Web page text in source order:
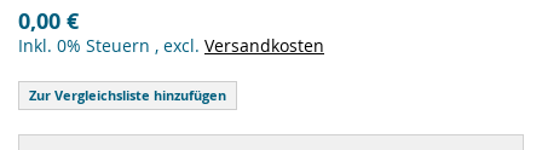
0,00 €
Inkl. 0% Steuern , excl. Versandkosten
Zur Vergleichsliste hinzufügen